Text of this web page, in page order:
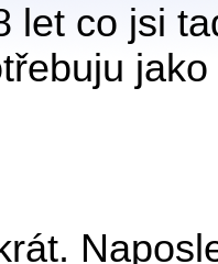
let co jsi